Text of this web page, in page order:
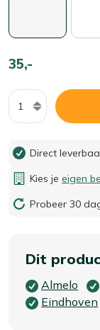
35,-
Aantal
Direct
Kies je eigen
Probeer 30
Dit
Almelo
Eindhoven